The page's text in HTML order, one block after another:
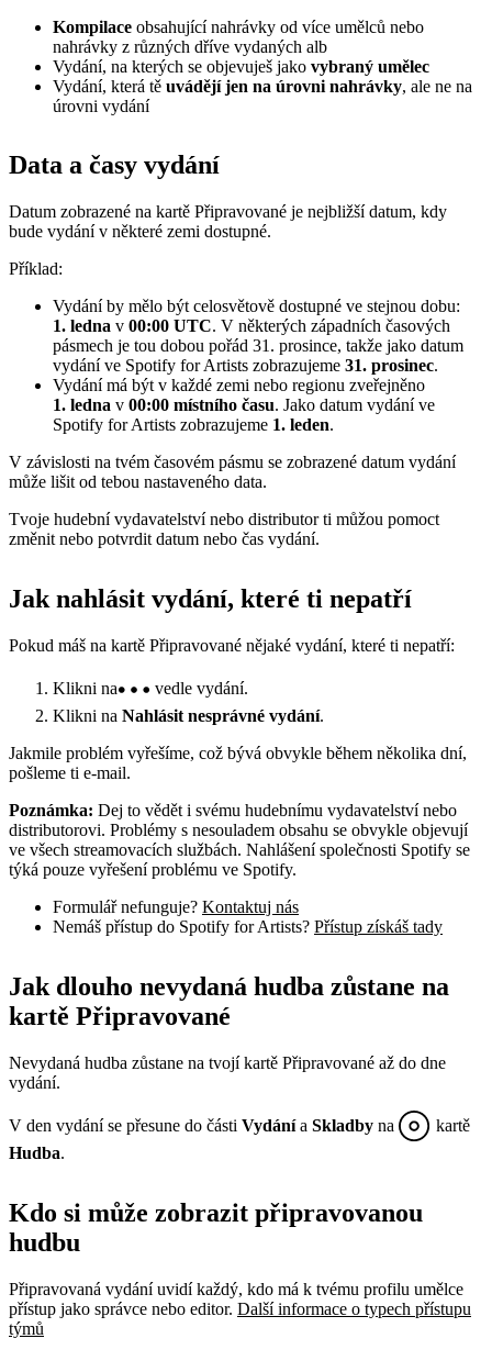
Kompilace obsahující nahrávky od více umělců nebo
nahrávky z různých dříve vydaných alb
Vydání, na kterých se objevuješ jako vybraný umělec
Vydání, která tě uvádějí jen na úrovni nahrávky, ale ne na
úrovni vydání
Data a časy vydání
Datum zobrazené na kartě Připravované je nejbližší datum, kdy
bude vydání v některé zemi dostupné.
Příklad:
Vydání by mělo být celosvětově dostupné ve stejnou dobu:
1. ledna v 00:00 UTC. V některých západních časových
pásmech je tou dobou pořád 31. prosince, takže jako datum
vydání ve Spotify for Artists zobrazujeme 31. prosinec.
Vydání má být v každé zemi nebo regionu zveřejněno
1. ledna v 00:00 místního času. Jako datum vydání ve
Spotify for Artists zobrazujeme 1. leden.
V závislosti na tvém časovém pásmu se zobrazené datum vydání
může lišit od tebou nastaveného data.
Tvoje hudební vydavatelství nebo distributor ti můžou pomoct
změnit nebo potvrdit datum nebo čas vydání.
Jak nahlásit vydání, které ti nepatří
Pokud máš na kartě Připravované nějaké vydání, které ti nepatří:
Klikni na
vedle vydání.
Klikni na Nahlásit nesprávné vydání.
Jakmile problém vyřešíme, což bývá obvykle během několika dní,
pošleme ti e-mail.
Poznámka: Dej to vědět i svému hudebnímu vydavatelství nebo
distributorovi. Problémy s nesouladem obsahu se obvykle objevují
ve všech streamovacích službách. Nahlášení společnosti Spotify se
týká pouze vyřešení problému ve Spotify.
Formulář nefunguje? Kontaktuj nás
Nemáš přístup do Spotify for Artists? Přístup získáš tady
Jak dlouho nevydaná hudba zůstane na
kartě Připravované
Nevydaná hudba zůstane na tvojí kartě Připravované až do dne
vydání.
V den vydání se přesune do části Vydánía Skladby na
kartě
Hudba.
Kdo si může zobrazit připravovanou
hudbu
Připravovaná vydání uvidí každý, kdo má k tvému profilu umělce
přístup jako správce nebo editor. Další informace o typech přístupu
týmů